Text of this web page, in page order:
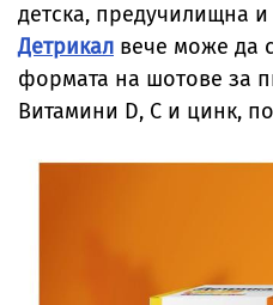
детска, предучилищна
Детрикал вече може да
формата на шотове за
Витамини D, C и цинк,